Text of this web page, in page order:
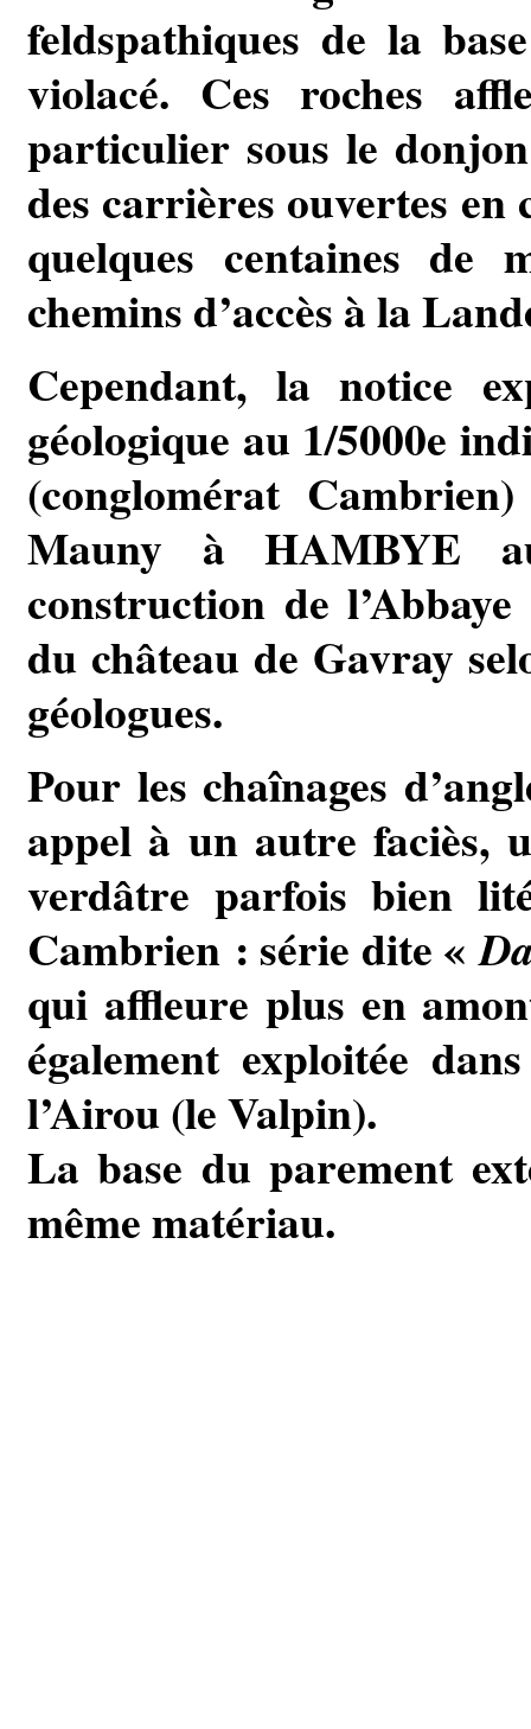
feldspathiques de la
violacé. Ces roches
particulier sous le
des carrières ouvertes en
quelques centaines de
chemins d’accès à la
Cependant, la notice
géologique au 1/5000e
(conglomérat
Mauny à HAMBYE
construction de
du château de Gavray
géologues.
Pour les chaînages
appel à un autre faciès,
verdâtre parfois bien
Cambrien : série dite «
qui affleure plus en
également exploitée
l’Airou (le Valpin).
La base du parement
même matériau.